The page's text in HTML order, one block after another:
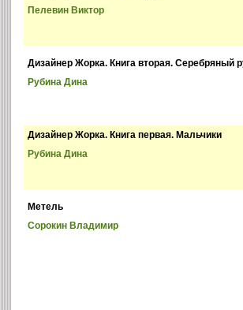
Пелевин Виктор
Дизайнер Жорка. Книга вторая. Серебряный
Рубина Дина
Дизайнер Жорка. Книга первая. Мальчики
Рубина Дина
Метель
Сорокин Владимир